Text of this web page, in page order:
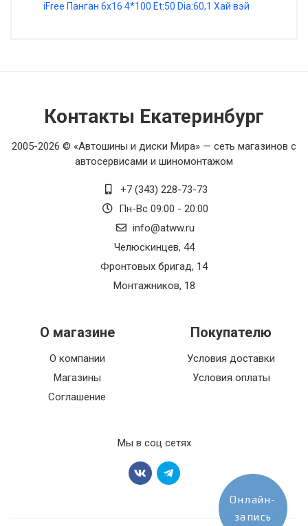
iFree Панган 6x16 4*100 Et:50 Dia:60,1 Хай вэй
Контакты Екатеринбург
2005-2026 © «Автошины и диски Мира» — сеть магазинов с
автосервисами и шиномонтажом
+7 (343) 228-73-73
Пн-Вс 09:00 - 20:00
info@atww.ru
Челюскинцев, 44
Фронтовых бригад, 14
Монтажников, 18
О магазине
О компании
Магазины
Соглашение
Покупателю
Условия доставки
Условия оплаты
Мы в соц сетях
Онлайн-
запись